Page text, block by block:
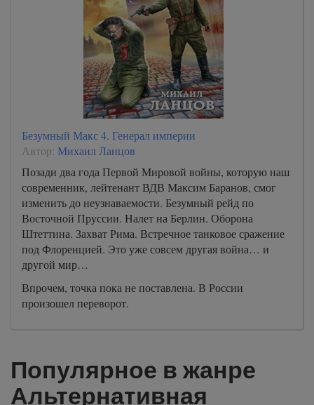
Безумный Макс 4. Генерал империи
Автор: Михаил Ланцов
Позади два года Первой Мировой войны, которую наш
современник, лейтенант ВДВ Максим Баранов, смог
изменить до неузнаваемости. Безумный рейд по
Восточной Пруссии. Налет на Берлин. Оборона
Штеттина. Захват Рима. Встречное танковое сражение
под Флоренцией. Это уже совсем другая война… и
другой мир…
Впрочем, точка пока не поставлена. В России
произошел переворот.
Популярное в жанре
Альтернативная